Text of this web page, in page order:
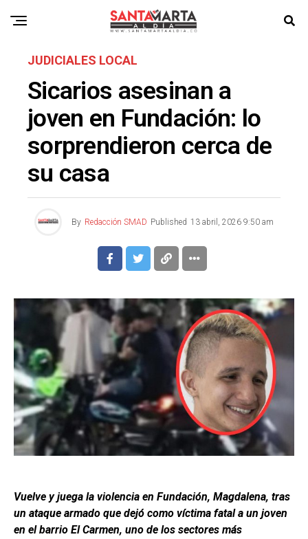
JUDICIALES LOCAL
Sicarios asesinan a
joven en Fundación: lo
sorprendieron cerca de
su casa
By Redacción SMAD Published 13 abril, 2026 9:50 am
Vuelve y juega la violencia en Fundación, Magdalena, tras
un ataque armado que dejó como víctima fatal a un joven
en el barrio El Carmen, uno de los sectores más